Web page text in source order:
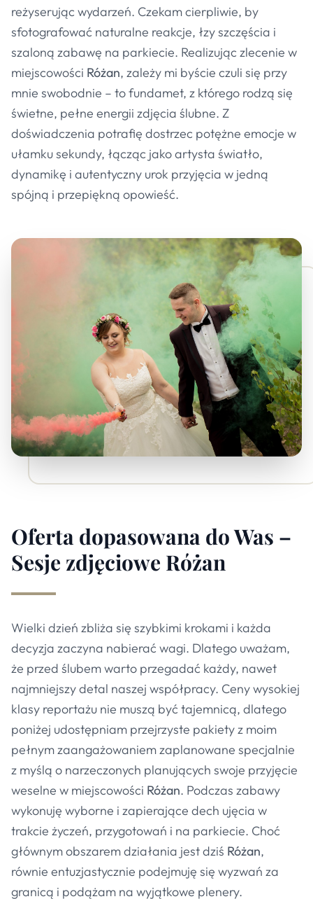
reżyserując wydarzeń. Czekam cierpliwie, by
sfotografować naturalne reakcje, łzy szczęścia i
szaloną zabawę na parkiecie. Realizując zlecenie w
miejscowości Różan, zależy mi byście czuli się przy
mnie swobodnie – to fundamet, z którego rodzą się
świetne, pełne energii zdjęcia ślubne. Z
doświadczenia potrafię dostrzec potężne emocje w
ułamku sekundy, łącząc jako artysta światło,
dynamikę i autentyczny urok przyjęcia w jedną
spójną i przepiękną opowieść.
Oferta dopasowana do Was –
Sesje zdjęciowe Różan
Wielki dzień zbliża się szybkimi krokami i każda
decyzja zaczyna nabierać wagi. Dlatego uważam,
że przed ślubem warto przegadać każdy, nawet
najmniejszy detal naszej współpracy. Ceny wysokiej
klasy reportażu nie muszą być tajemnicą, dlatego
poniżej udostępniam przejrzyste pakiety z moim
pełnym zaangażowaniem zaplanowane specjalnie
z myślą o narzeczonych planujących swoje przyjęcie
weselne w miejscowości Różan. Podczas zabawy
wykonuję wyborne i zapierające dech ujęcia w
trakcie życzeń, przygotowań i na parkiecie. Choć
głównym obszarem działania jest dziś Różan,
równie entuzjastycznie podejmuję się wyzwań za
granicą i podążam na wyjątkowe plenery.